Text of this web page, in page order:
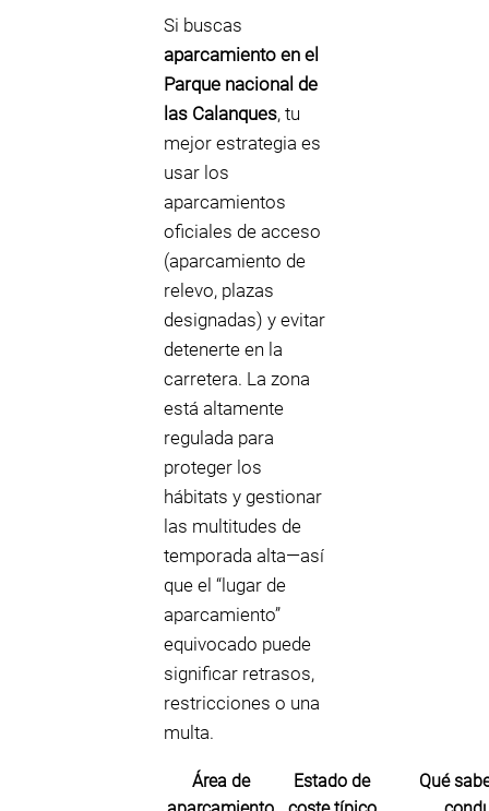
Si buscas
aparcamiento en el
Parque nacional de
las Calanques, tu
mejor estrategia es
usar los
aparcamientos
oficiales de acceso
(aparcamiento de
relevo, plazas
designadas) y evitar
detenerte en la
carretera. La zona
está altamente
regulada para
proteger los
hábitats y gestionar
las multitudes de
temporada alta—así
que el “lugar de
aparcamiento”
equivocado puede
significar retrasos,
restricciones o una
multa.
Área de
Estado de
Qué